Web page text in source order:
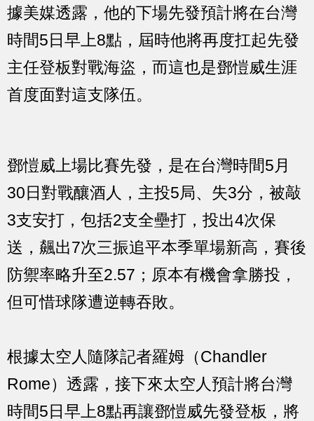
據美媒透露，他的下場先發預計將在台灣
時間5日早上8點，屆時他將再度扛起先發
主任登板對戰海盜，而這也是鄧愷威生涯
首度面對這支隊伍。
鄧愷威上場比賽先發，是在台灣時間5月
30日對戰釀酒人，主投5局、失3分，被敲
3支安打，包括2支全壘打，投出4次保
送，飆出7次三振追平本季單場新高，賽後
防禦率略升至2.57；原本有機會拿勝投，
但可惜球隊遭逆轉吞敗。
根據太空人隨隊記者羅姆（Chandler
Rome）透露，接下來太空人預計將台灣
時間5日早上8點再讓鄧愷威先發登板，將